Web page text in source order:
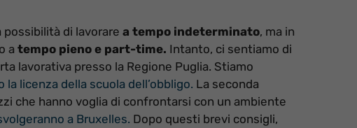
di lavorare a tempo indeterminato, ma in
a tempo pieno e part-time. Intanto, ci sentiamo di
lavorativa presso la Regione Puglia. Stiamo
licenza della scuola dell’obbligo. La seconda
che hanno voglia di confrontarsi con un ambiente
a Bruxelles. Dopo questi brevi consigli,